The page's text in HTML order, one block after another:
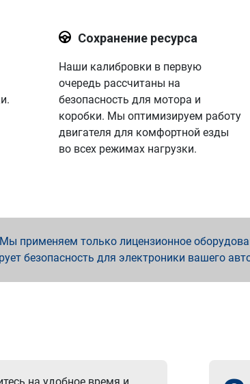
Сохранение ресурса
Наши калибровки в первую
очередь рассчитаны на
безопасность для мотора и
коробки. Мы оптимизируем работу
двигателя для комфортной езды
во всех режимах нагрузки.
применяем только лицензионное
безопасность для электроники вашего